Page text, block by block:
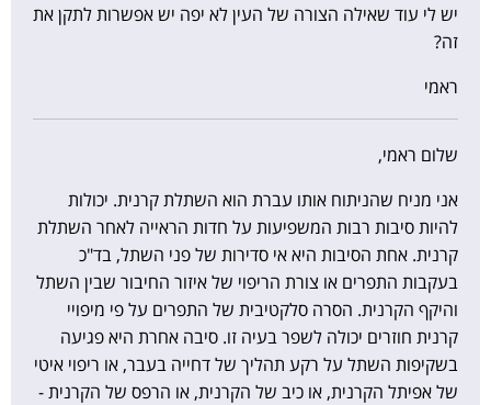
יש לי עוד שאילה הצורה של העין לא יפה יש אפשרות לתקן את
זה?
ראמי
שלום ראמי,
אני מניח שהניתוח אותו עברת הוא השתלת קרנית. יכולות
להיות סיבות רבות המשפיעות על חדות הראייה לאחר השתלת
קרנית. אחת הסיבות היא אי סדירות של פני השתל, בד"כ
בעקבות התפרים או צורת הריפוי של איזור החיבור שבין השתל
והיקף הקרנית. הסרה סלקטיבית של התפרים על פי מיפויי
קרנית חוזרים יכולה לשפר בעיה זו. סיבה אחרת היא פגיעה
בשקיפות השתל על רקע תהליך של דחייה בעבר, או ריפוי איטי
של אפיתל הקרנית, או כיב של הקרנית, או הרפס של הקרנית -